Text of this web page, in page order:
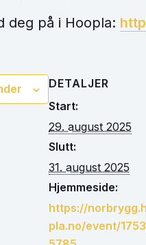
deg på i Hoopla:
DETALJER
Start:
29. august 2025
Slutt:
31. august 2025
Hjemmeside:
https://
pla.no/event/